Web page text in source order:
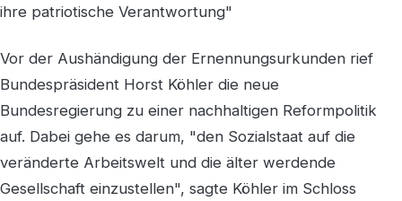
ihre patriotische Verantwortung"
Vor der Aushändigung der Ernennungsurkunden rief
Bundespräsident Horst Köhler die neue
Bundesregierung zu einer nachhaltigen Reformpolitik
auf. Dabei gehe es darum, "den Sozialstaat auf die
veränderte Arbeitswelt und die älter werdende
Gesellschaft einzustellen", sagte Köhler im Schloss